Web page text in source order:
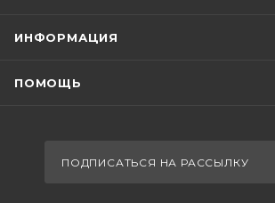
ИНФОРМАЦИЯ
ПОМОЩЬ
ПОДПИСАТЬСЯ НА РАССЫЛКУ